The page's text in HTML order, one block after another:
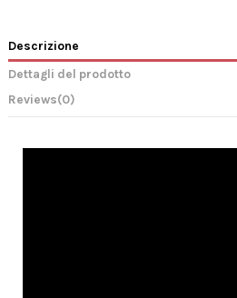
Descrizione
Dettagli del prodotto
Reviews(0)